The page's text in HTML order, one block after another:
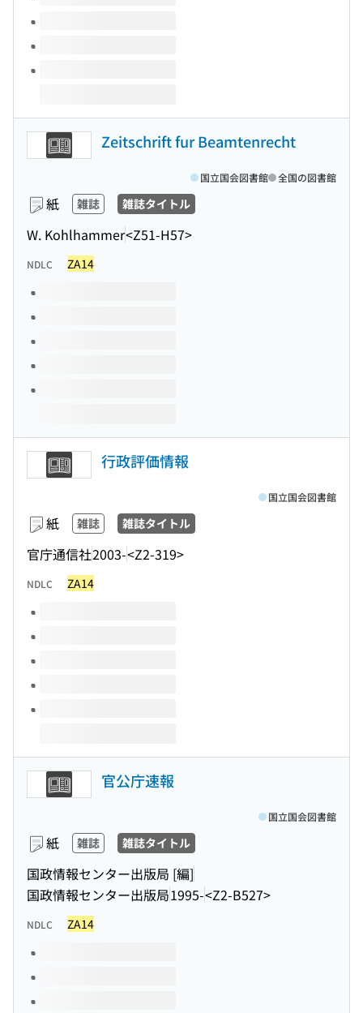
Zeitschrift fur Beamtenrecht
紙 雑誌 雑誌タイトル
W. Kohlhammer<Z51-H57>
国立国会図書館 全国の図書館
NDLC ZA14
このタイトルの巻号
行政評価情報
紙 雑誌 雑誌タイトル
官庁通信社2003-<Z2-319>
国立国会図書館
NDLC ZA14
このタイトルの巻号
官公庁速報
紙 雑誌 雑誌タイトル
国政情報センター出版局 [編]
国政情報センター出版局1995-<Z2-B527>
国立国会図書館
NDLC ZA14
このタイトルの巻号